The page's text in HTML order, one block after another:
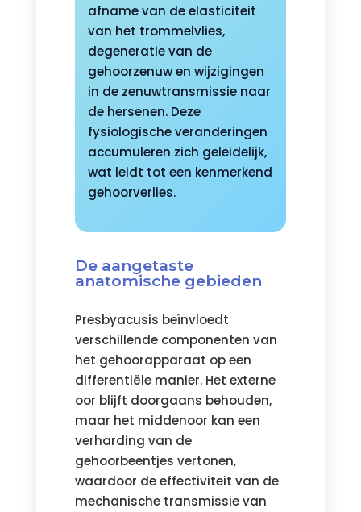
afname van de elasticiteit
van het trommelvlies,
degeneratie van de
gehoorzenuw en wijzigingen
in de zenuwtransmissie naar
de hersenen. Deze
fysiologische veranderingen
accumuleren zich geleidelijk,
wat leidt tot een kenmerkend
gehoorverlies.
De aangetaste
anatomische gebieden
Presbyacusis beïnvloedt
verschillende componenten van
het gehoorapparaat op een
differentiële manier. Het externe
oor blijft doorgaans behouden,
maar het middenoor kan een
verharding van de
gehoorbeentjes vertonen,
waardoor de effectiviteit van de
mechanische transmissie van